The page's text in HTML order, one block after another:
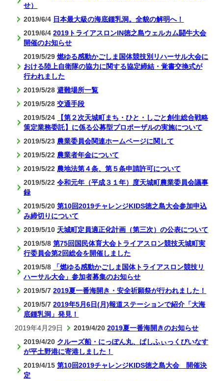
せ）
2019/6/4 日本最大級の海底鍾乳洞。全貌の解明へ！
2019/6/42019トライアスロンIN徳之島ウェルカム闘牛大会
開催のお知らせ
2019/5/29燃ゆる感動かごしま国体競技別リハーサル大会に
おける陸上自衛隊の協力に関する協定締結・覚書交換式が
行われました
2019/5/28避難場所一覧
2019/5/28交通手段
2019/5/24
【第２次天城町まち・ひと・しごと創生総合戦略
策定業務委託】に係る公募型プロポーザルの実施について
2019/5/23 農業委員会関連ホームページに関して
2019/5/22 農業者年金について
2019/5/22 農地法第４条、第５条申請許可について
2019/5/22令和元年（平成３１年）度天城町農業委員会議事
録
2019/5/20第10回2019チャレンジKIDS徳之島大会参加申込
み締切りについて
2019/5/10 天城町定員適正化計画（第三次）の公表について
2019/5/8第75回国民体育大会トライアスロン競技天城町実
行委員会第2回総会を開催しました
2019/5/8
「燃ゆる感動かごしま国体トライアスロン競技リ
ハーサル大会」参加者募集のお知らせ
2019/5/72019夏一番海開き・安全祈願祭が行われました！
2019/5/72019年5月6日(月)報道ステーションで紹介「大海
底鍾乳洞」発見！
2019年4月29日
2019/4/202019夏一番海開きのお知らせ
2019/4/20 クルーズ船・にっぽん丸、ぱしふぃっくびいなす
が平土野港に寄港しました！
2019/4/15第10回2019チャレンジKIDS徳之島大会 開催決
定